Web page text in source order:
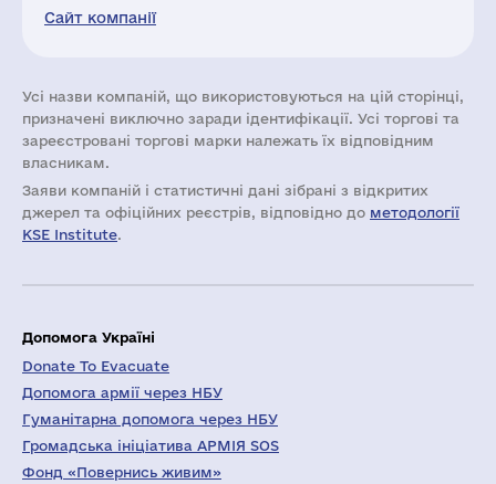
Сайт компанії
Усі назви компаній, що використовуються на цій сторінці,
призначені виключно заради ідентифікації. Усі торгові та
зареєстровані торгові марки належать їх відповідним
власникам.
Заяви компаній i статистичні дані зібрані з відкритих
джерел та офіційних реєстрів, відповідно до методології
KSE Institute.
Допомога Україні
Donate To Evacuate
Допомога армії через НБУ
Гуманітарна допомога через НБУ
Громадська ініціатива АРМІЯ SOS
Фонд «Повернись живим»